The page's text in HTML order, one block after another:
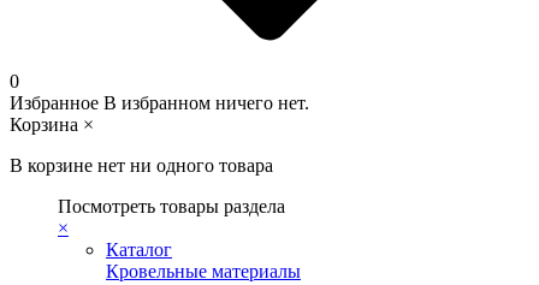
0
Избранное В избранном ничего нет.
Корзина ×
В корзине нет ни одного товара
Посмотреть товары раздела
×
Каталог
Кровельные материалы